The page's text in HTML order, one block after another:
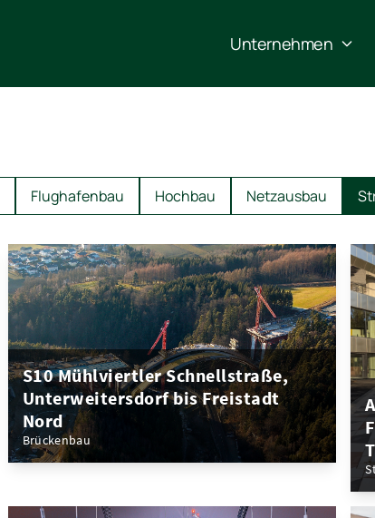
Unternehmen
Flughafenbau Hochbau Netzausbau
S10 Mühlviertler Schnellstraße,
Unterweitersdorf bis Freistadt
Nord
Brückenbau